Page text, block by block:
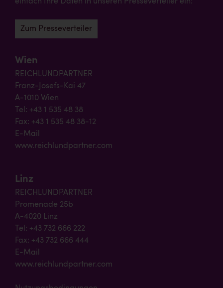
Zum Presseverteiler
Wien
REICHLUNDPARTNER
Franz-Josefs-Kai 47
A-1010 Wien
Tel: +43 1 535 48 38
Fax: +43 1 535 48 38-12
E-Mail
www.reichlundpartner.com
Linz
REICHLUNDPARTNER
Promenade 25b
A-4020 Linz
Tel: +43 732 666 222
Fax: +43 732 666 444
E-Mail
www.reichlundpartner.com